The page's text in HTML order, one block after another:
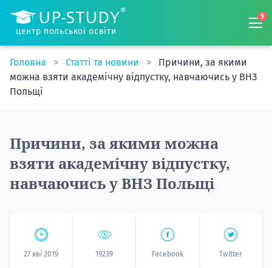
центр польської освіти
1
Головна Статті та новини
Причини, за якими
можна взяти академічну відпустку, навчаючись у ВНЗ
Польщі
Причини, за якими можна
взяти академічну відпустку,
навчаючись у ВНЗ Польщі
27 кві 2019 19239 Facebook Twitter